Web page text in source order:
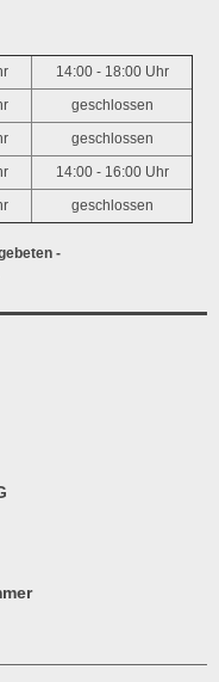
14:00 - 18:00 Uhr
geschlossen
geschlossen
14:00 - 16:00 Uhr
geschlossen
-